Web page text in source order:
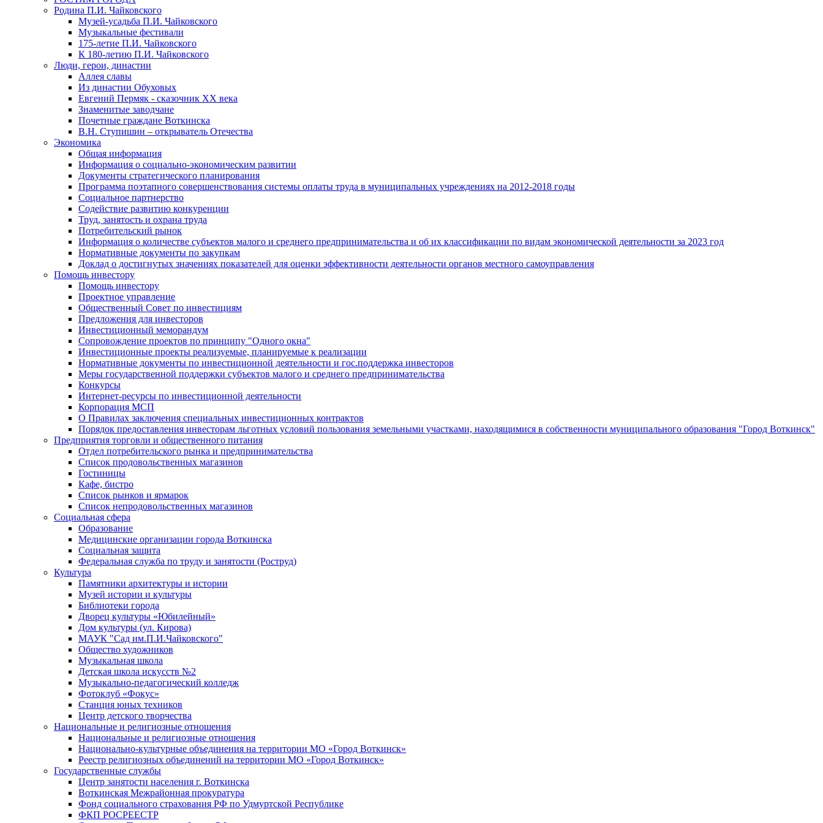
Родина П.И. Чайковского
Музей-усадьба П.И. Чайковского
Музыкальные фестивали
175-летие П.И. Чайковского
К 180-летию П.И. Чайковского
Люди, герои, династии
Аллея славы
Из династии Обуховых
Евгений Пермяк - сказочник XX века
Знаменитые заводчане
Почетные граждане Воткинска
В.Н. Ступишин – открыватель Отечества
Экономика
Общая информация
Информация о социально-экономическим развитии
Документы стратегического планирования
Программа поэтапного совершенствования системы оплаты труда в муниципальных учреждениях на 2012-2018 годы
Социальное партнерство
Содействие развитию конкуренции
Труд, занятость и охрана труда
Потребительский рынок
Информация о количестве субъектов малого и среднего предпринимательства и об их классификации по видам экономической деятельности за 2023 год
Нормативные документы по закупкам
Доклад о достигнутых значениях показателей для оценки эффективности деятельности органов местного самоуправления
Помощь инвестору
Помощь инвестору
Проектное управление
Общественный Совет по инвестициям
Предложения для инвесторов
Инвестиционный меморандум
Сопровождение проектов по принципу "Oдного окна"
Инвестиционные проекты реализуемые, планируемые к реализации
Нормативные документы по инвестиционной деятельности и гос.поддержка инвесторов
Меры государственной поддержки субъектов малого и среднего предпринимательства
Конкурсы
Интернет-ресурсы по инвестиционной деятельности
Корпорация МСП
О Правилах заключения специальных инвестиционных контрактов
Порядок предоставления инвесторам льготных условий пользования земельными участками, находящимися в собственности муниципального образования "Город Воткинск"
Предприятия торговли и общественного питания
Отдел потребительского рынка и предпринимательства
Список продовольственных магазинов
Гостиницы
Кафе, бистро
Cписок рынков и ярмарок
Список непродовольственных магазинов
Социальная сфера
Образование
Медицинские организации города Воткинска
Социальная защита
Федеральная служба по труду и занятости (Роструд)
Культура
Памятники архитектуры и истории
Музей истории и культуры
Библиотеки города
Дворец культуры «Юбилейный»
Дом культуры (ул. Кирова)
МАУК "Сад им.П.И.Чайковского"
Общество художников
Музыкальная школа
Детская школа искусств №2
Музыкально-педагогический колледж
Фотоклуб «Фокус»
Станция юных техников
Центр детского творчества
Национальные и религиозные отношения
Национальные и религиозные отношения
Национально-культурные объединения на территории МО «Город Воткинск»
Реестр религиозных объединений на территории МО «Город Воткинск»
Государственные службы
Центр занятости населения г. Воткинска
Воткинская Межрайонная прокуратура
Фонд социального страхования РФ по Удмуртской Республике
ФКП РОСРЕЕСТР